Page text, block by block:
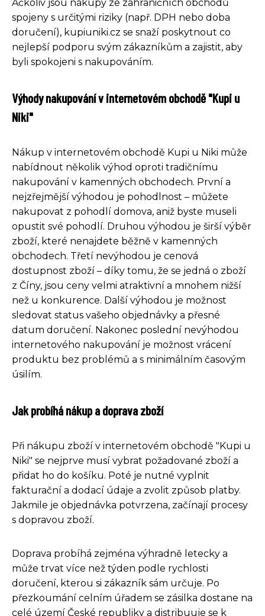
Ačkoliv jsou nákupy ze zahraničních obchodů
spojeny s určitými riziky (např. DPH nebo doba
doručení), kupiuniki.cz se snaží poskytnout co
nejlepší podporu svým zákazníkům a zajistit, aby
byli spokojeni s nakupováním.
Výhody nakupování v internetovém obchodě "Kupi u
Niki"
Nákup v internetovém obchodě Kupi u Niki může
nabídnout několik výhod oproti tradičnímu
nakupování v kamenných obchodech. První a
nejzřejmější výhodou je pohodlnost – můžete
nakupovat z pohodlí domova, aniž byste museli
opustit své pohodlí. Druhou výhodou je širší výběr
zboží, které nenajdete běžně v kamenných
obchodech. Třetí nevýhodou je cenová
dostupnost zboží – díky tomu, že se jedná o zboží
z Číny, jsou ceny velmi atraktivní a mnohem nižší
než u konkurence. Další výhodou je možnost
sledovat status vašeho objednávky a přesné
datum doručení. Nakonec poslední nevýhodou
internetového nakupování je možnost vrácení
produktu bez problémů a s minimálním časovým
úsilím.
Jak probíhá nákup a doprava zboží
Při nákupu zboží v internetovém obchodě "Kupi u
Niki" se nejprve musí vybrat požadované zboží a
přidat ho do košíku. Poté je nutné vyplnit
fakturační a dodací údaje a zvolit způsob platby.
Jakmile je objednávka potvrzena, začínají procesy
s dopravou zboží.
Doprava probíhá zejména výhradně letecky a
může trvat více než týden podle rychlosti
doručení, kterou si zákazník sám určuje. Po
přezkoumání celním úřadem se zásilka dostane na
celé území České republiky a distribuuje se k